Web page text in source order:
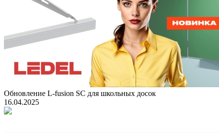
Обновление L-fusion SC для школьных досок
16.04.2025